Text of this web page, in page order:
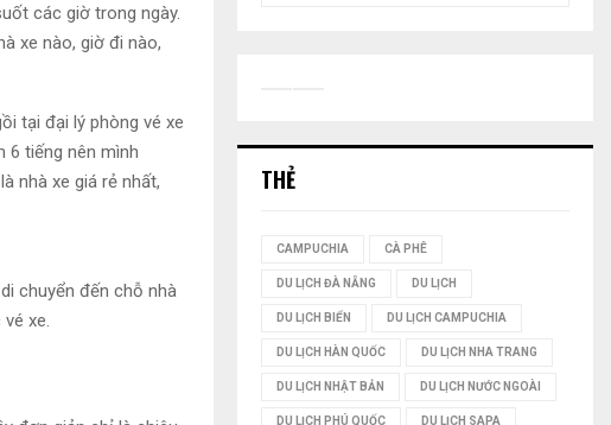
các giờ trong ngày.
xe nào, giờ đi nào,
tại đại lý phòng vé xe
6 tiếng nên mình
nhà xe giá rẻ nhất,
chuyển đến chỗ nhà
xe.
:
THẺ
CAMPUCHIA CÀ PHÊ
DU LỊCH ĐÀ NẴNG DU LỊCH
DU LỊCH BIỂN DU LỊCH CAMPUCHIA
DU LỊCH HÀN QUỐC DU LỊCH NHA TRANG
DU LỊCH NHẬT BẢN DU LỊCH NƯỚC NGOÀI
DU LỊCH PHÚ QUỐC DU LỊCH SAPA